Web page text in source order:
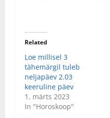
Related
Loe millisel 3
tähemärgil tuleb
neljapäev 2.03
keeruline päev
1. märts 2023
In "Horoskoop"